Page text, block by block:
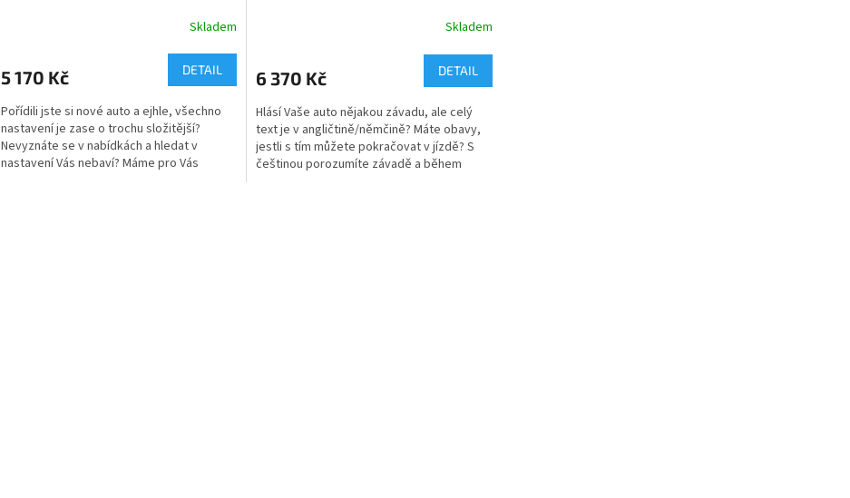
Skladem
5 170 Kč DETAIL
Pořídili jste si nové auto a ejhle, všechno
nastavení je zase o trochu složitější?
Nevyznáte se v nabídkách a hledat v
nastavení Vás nebaví? Máme pro Vás
Skladem
6 370 Kč DETAIL
Hlásí Vaše auto nějakou závadu, ale celý
text je v angličtině/němčině? Máte obavy,
jestli s tím můžete pokračovat v jízdě? S
češtinou porozumíte závadě a během